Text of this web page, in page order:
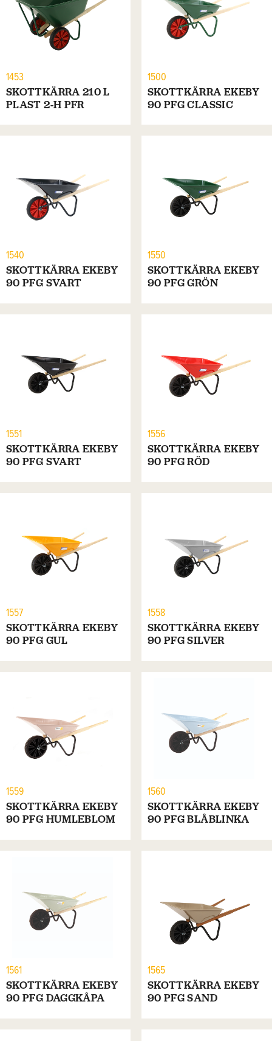
1453
SKOTTKÄRRA 210 L
PLAST 2-H PFR
1500
SKOTTKÄRRA EKEBY
90 PFG CLASSIC
1540
SKOTTKÄRRA EKEBY
90 PFG SVART
1550
SKOTTKÄRRA EKEBY
90 PFG GRÖN
1551
SKOTTKÄRRA EKEBY
90 PFG SVART
1556
SKOTTKÄRRA EKEBY
90 PFG RÖD
1557
SKOTTKÄRRA EKEBY
90 PFG GUL
1558
SKOTTKÄRRA EKEBY
90 PFG SILVER
1559
SKOTTKÄRRA EKEBY
90 PFG HUMLEBLOM
1560
SKOTTKÄRRA EKEBY
90 PFG BLÅBLINKA
1561
SKOTTKÄRRA EKEBY
90 PFG DAGGKÅPA
1565
SKOTTKÄRRA EKEBY
90 PFG SAND